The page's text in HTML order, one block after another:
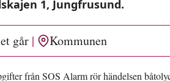
1, Jungfrusund.
går Kommunen
från SOS Alarm rör händelsen